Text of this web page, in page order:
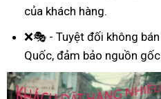
của khách hàng.
❌🎭 - Tuyệt đối không
Quốc, đảm bảo nguồn